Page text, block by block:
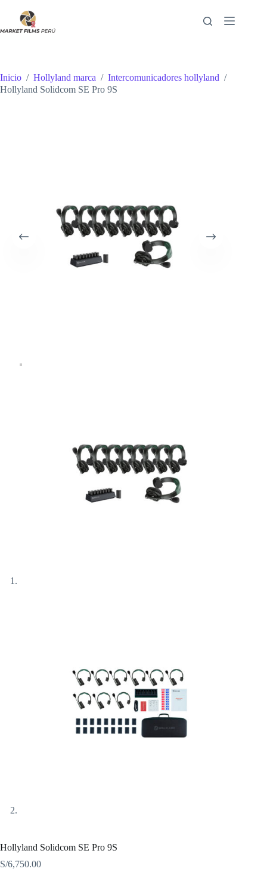
contenido
Inicio / Hollyland marca / Intercomunicadores hollyland /
Hollyland Solidcom SE Pro 9S
Hollyland Solidcom SE Pro 9S
S/6,750.00